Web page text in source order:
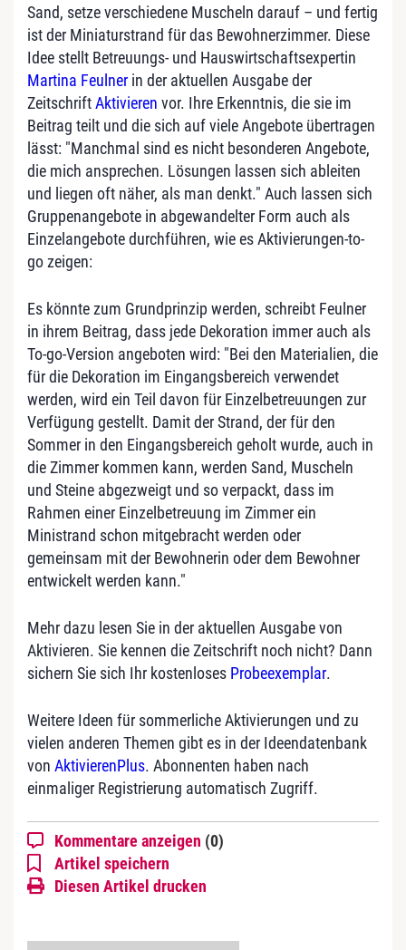
Sand, setze verschiedene Muscheln darauf – und fertig
ist der Miniaturstrand für das Bewohnerzimmer. Diese
Idee stellt Betreuungs- und Hauswirtschaftsexpertin
Martina Feulner in der aktuellen Ausgabe der
ZeitschriftAktivieren vor. Ihre Erkenntnis, die sie im
Beitrag teilt und die sich auf viele Angebote übertragen
lässt: "Manchmal sind es nicht besonderen Angebote,
die mich ansprechen. Lösungen lassen sich ableiten
und liegen oft näher, als man denkt." Auch lassen sich
Gruppenangebote in abgewandelter Form auch als
Einzelangebote durchführen, wie es Aktivierungen-to-
go zeigen:
Es könnte zum Grundprinzip werden, schreibt Feulner
in ihrem Beitrag, dass jede Dekoration immer auch als
To-go-Version angeboten wird: "Bei den Materialien, die
für die Dekoration im Eingangsbereich verwendet
werden, wird ein Teil davon für Einzelbetreuungen zur
Verfügung gestellt. Damit der Strand, der für den
Sommer in den Eingangsbereich geholt wurde, auch in
die Zimmer kommen kann, werden Sand, Muscheln
und Steine abgezweigt und so verpackt, dass im
Rahmen einer Einzelbetreuung im Zimmer ein
Ministrand schon mitgebracht werden oder
gemeinsam mit der Bewohnerin oder dem Bewohner
entwickelt werden kann."
Mehr dazu lesen Sie in der aktuellen Ausgabe von
Aktivieren. Sie kennen die Zeitschrift noch nicht? Dann
sichern Sie sich Ihr kostenloses Probeexemplar.
Weitere Ideen für sommerliche Aktivierungen und zu
vielen anderen Themen gibt es in der Ideendatenbank
von AktivierenPlus. Abonnenten haben nach
einmaliger Registrierung automatisch Zugriff.
Kommentare anzeigen (0)
Artikel speichern
Diesen Artikel drucken